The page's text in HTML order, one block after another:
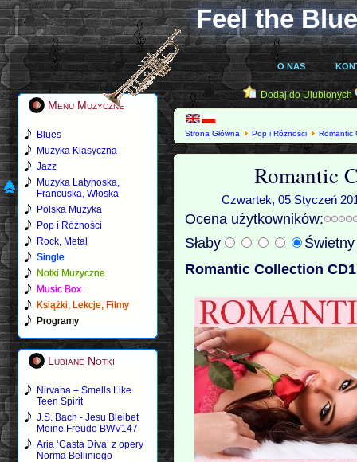
Feel the
O NAS
Menu Muzyczne
Blues
Muzyka Klasyczna
Jazz
Muzyka Latynoska,
Francuska, Włoska
Polska Muzyka
Pop i Różności
Rock, Metal
Single
Notki Muzyczne
Music Box
Książki, Lekcje, Filmy
Programy
Lubiane Notki
Nirvana – Smells Like
Teen Spirit
J.S. Bach - Jesu Bleibet
Meine Freude BWV147
Aria ‘Casta Diva’ z opery
Norma Belliniego
Dodaj do Ulubionych
Strona Główna Pop i Różności Romantic
Romantic
Czwartek, 05 Styczeń
Ocena użytkowników:
Słaby
Romantic Collection